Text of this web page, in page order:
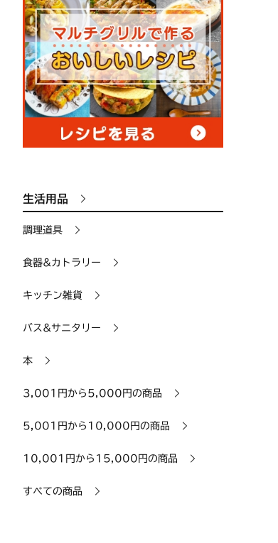
生活用品
調理道具
食器&カトラリー
キッチン雑貨
バス&サニタリー
本
3,001円から5,000円の商品
5,001円から10,000円の商品
10,001円から15,000円の商品
すべての商品